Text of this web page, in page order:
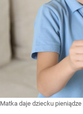
Matka daje dziecku pieniądze